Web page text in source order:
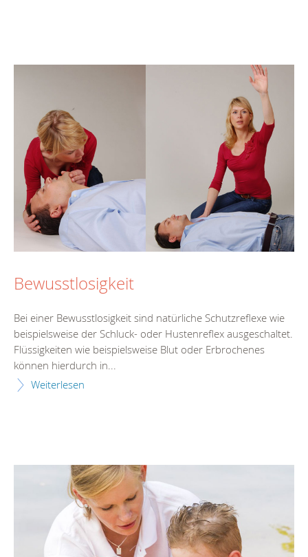
Bewusstlosigkeit
Bei einer Bewusstlosigkeit sind natürliche Schutzreflexe wie
beispielsweise der Schluck- oder Hustenreflex ausgeschaltet.
Flüssigkeiten wie beispielsweise Blut oder Erbrochenes
können hierdurch in...
Weiterlesen